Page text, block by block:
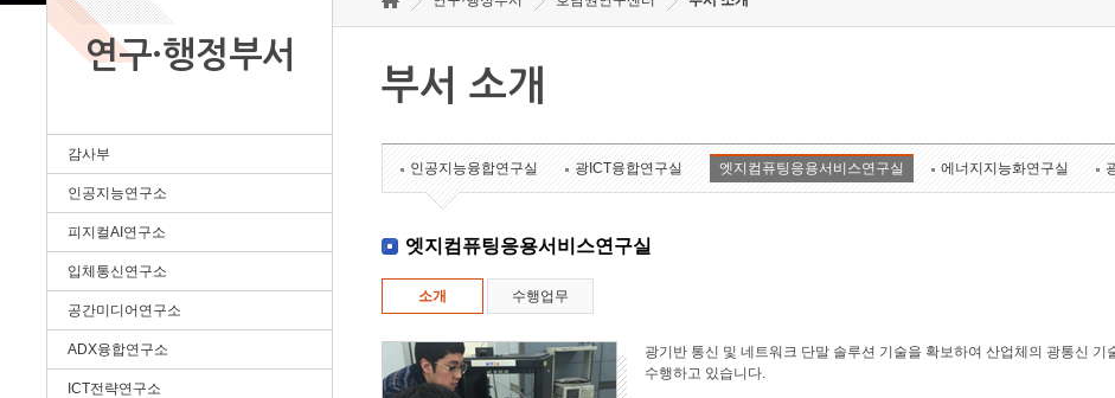
연구·행정부서
감사부
인공지능연구소
피지컬AI연구소
입체통신연구소
공간미디어연구소
ADX융합연구소
ICT전략연구소
부서 소개
인공지능융합연구실 광ICT융합연구실 엣지컴퓨팅응용서비스연구실 에너지지능화연구실
엣지컴퓨팅응용서비스연구실
소개 수행업무
광기반 통신 및 네트워크 단말 솔루션 기술을 확보하여 산업체의 광통신
수행하고 있습니다.